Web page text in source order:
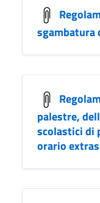
sgambatura
palestre,
scolastici di
orario